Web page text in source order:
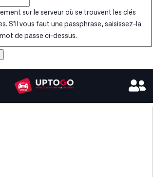
sur le serveur où se trouvent les clés
S’il vous faut une passphrase, saisissez-la
de passe ci-dessus.